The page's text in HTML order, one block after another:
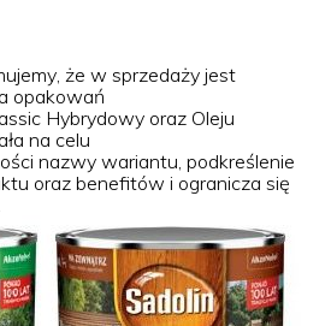
, że w sprzedaży jest
opakowań
Hybrydowy oraz Oleju
na celu
nazwy wariantu, podkreślenie
oraz benefitów i ogranicza się